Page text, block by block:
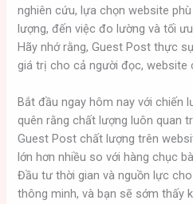
nghiên cứu, lựa chọn website
lượng, đến việc đo lường và tối
Hãy nhớ rằng, Guest Post thực
giá trị cho cả người đọc, website
Bắt đầu ngay hôm nay với chiến
quên rằng chất lượng luôn quan
Guest Post chất lượng trên
lớn hơn nhiều so với hàng chục
Đầu tư thời gian và nguồn lực
thông minh, và bạn sẽ sớm thấy